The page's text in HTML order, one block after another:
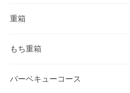
重箱
もち重箱
バーベキューコース